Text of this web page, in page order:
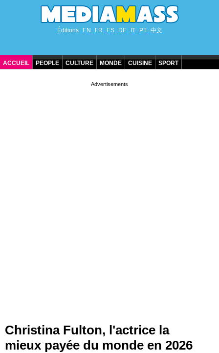
Éditions EN FR ES DE IT PT 中文
ACCUEIL PEOPLE CULTURE MONDE CUISINE SPORT
Christina Fulton, l'actrice la
mieux payée du monde en 2026